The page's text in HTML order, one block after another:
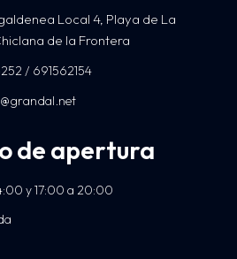
Local 4, Playa de La
de la Frontera
/ 691562154
de apertura
y 17:00 a 20:00